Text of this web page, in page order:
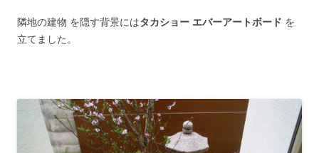
隣地の建物 を隠す背景にはタカショー エバーアートボード を
立てました。